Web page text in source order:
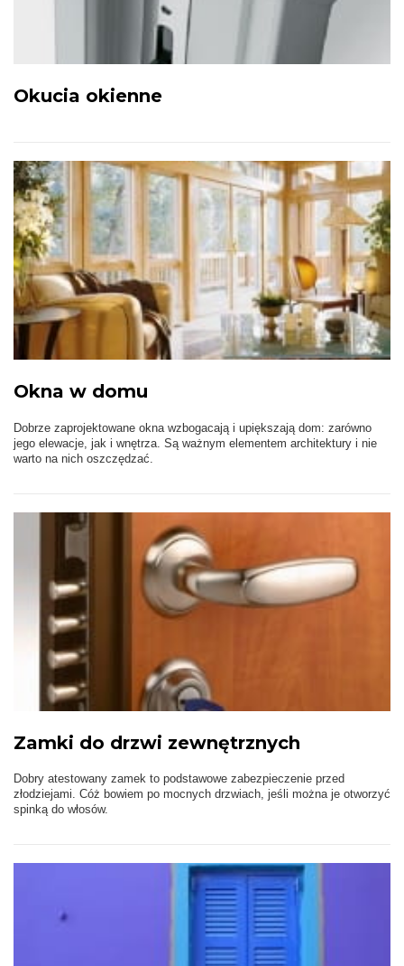
Okucia okienne
Okna w domu
Dobrze zaprojektowane okna wzbogacają i upiększają dom: zarówno
jego elewacje, jak i wnętrza. Są ważnym elementem architektury i nie
warto na nich oszczędzać.
Zamki do drzwi zewnętrznych
Dobry atestowany zamek to podstawowe zabezpieczenie przed
złodziejami. Cóż bowiem po mocnych drzwiach, jeśli można je otworzyć
spinką do włosów.